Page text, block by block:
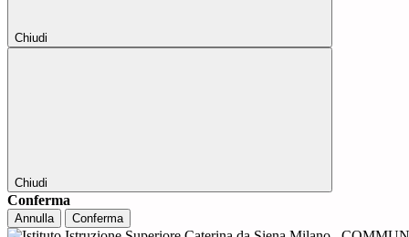
Chiudi
Chiudi
Conferma
Annulla Conferma